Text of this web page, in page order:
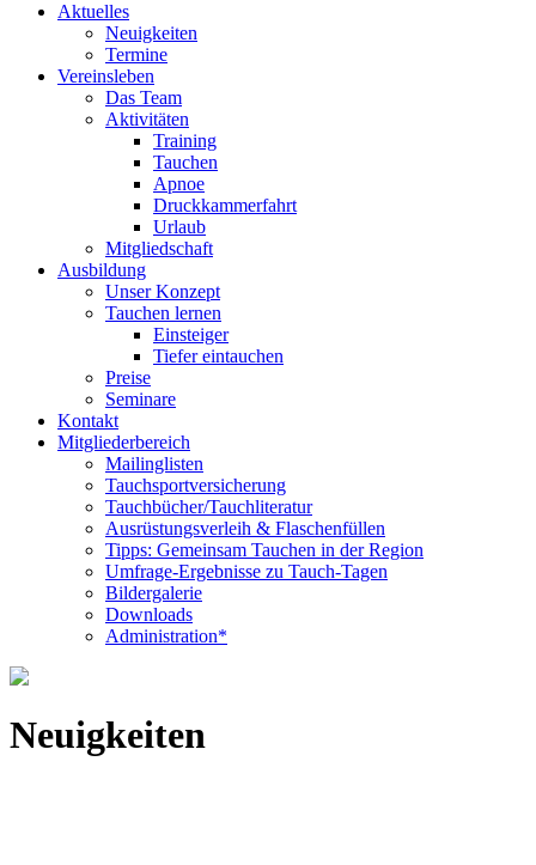
Aktuelles
Neuigkeiten
Termine
Vereinsleben
Das Team
Aktivitäten
Training
Tauchen
Apnoe
Druckkammerfahrt
Urlaub
Mitgliedschaft
Ausbildung
Unser Konzept
Tauchen lernen
Einsteiger
Tiefer eintauchen
Preise
Seminare
Kontakt
Mitgliederbereich
Mailinglisten
Tauchsportversicherung
Tauchbücher/Tauchliteratur
Ausrüstungsverleih & Flaschenfüllen
Tipps: Gemeinsam Tauchen in der Region
Umfrage-Ergebnisse zu Tauch-Tagen
Bildergalerie
Downloads
Administration*
Neuigkeiten